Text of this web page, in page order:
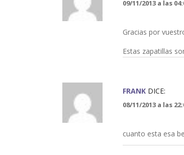
09/11/2013 a las
Gracias por
Estas zapatillas
FRANK DICE:
08/11/2013 a las
cuanto esta esa